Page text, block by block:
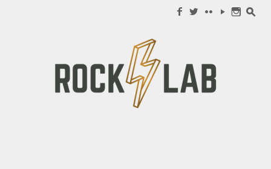
f w c y n s